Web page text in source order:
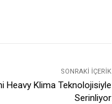
SONRAKI İÇERIK
Heavy Klima Teknolojisiyle
Serinliyor